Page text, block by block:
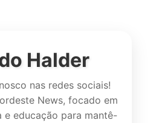
Halder
nas redes sociais!
News, focado em
e educação para mantê-